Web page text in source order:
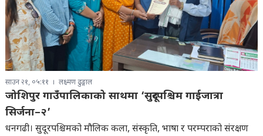
साउन २१, ०५:११ लक्ष्मण ढुङ्गाल
जोशिपुर गाउँपालिकाको साथमा ‘सुदूरपश्चिम गाईजात्रा
सिर्जना–२’
धनगढी। सुदूरपश्चिमको मौलिक कला, संस्कृति, भाषा र परम्पराको संरक्षण